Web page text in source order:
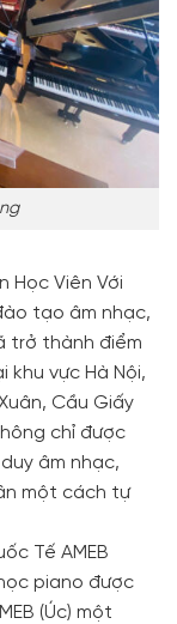
Học Viên Với
tạo âm nhạc,
trở thành điểm
vực Hà Nội,
Cầu Giấy
chỉ được
âm nhạc,
một cách tự
Tế AMEB
piano được
(Úc) một